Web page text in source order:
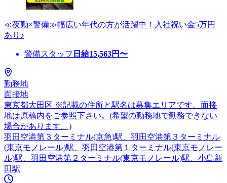
≪夜勤×警備≫幅広い年代の方が活躍中！入社祝い金5万円
あり♪
警備スタッフ 日給15,563円〜
勤務地
面接地
東京都大田区 ※記載の住所と駅名は募集エリアです。面接
地は原稿内をご参照下さい。(希望の勤務地で勤務できない
場合があります。)
羽田空港第３ターミナル(京急)駅、羽田空港第３ターミナル
(東京モノレール)駅、羽田空港第１ターミナル(東京モノレー
ル)駅、羽田空港第２ターミナル(東京モノレール)駅、小島新
田駅